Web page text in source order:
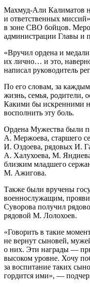
Махмуд-Али Калиматов
и ответственных
в зоне СВО бойцов.
администрации Главы и
«Вручил ордена и
их лично… и это,
написал руководитель
По его словам, за
жизнь, семья, родители,
Какими бы искренними
восполнить эту боль.
Ордена Мужества были
А. Мержоева, старшего
И. Оздоева, рядовых И.
А. Халухоева, М.
близким младшего
М. Ажигова.
Также были вручены
военнослужащим,
Суворова получил
рядовой М. Лолохоев.
«Говорить в такие
не вернут сыновей,
о них. Эти награды —
высоком уровне. Хочу
за воспитание таких
гордится ими», —